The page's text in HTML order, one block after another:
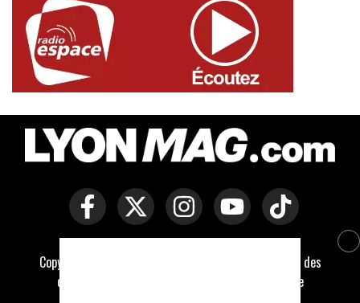
Copyright © Lyon Mag -
Politique des
cookies
Conditions générales de vente